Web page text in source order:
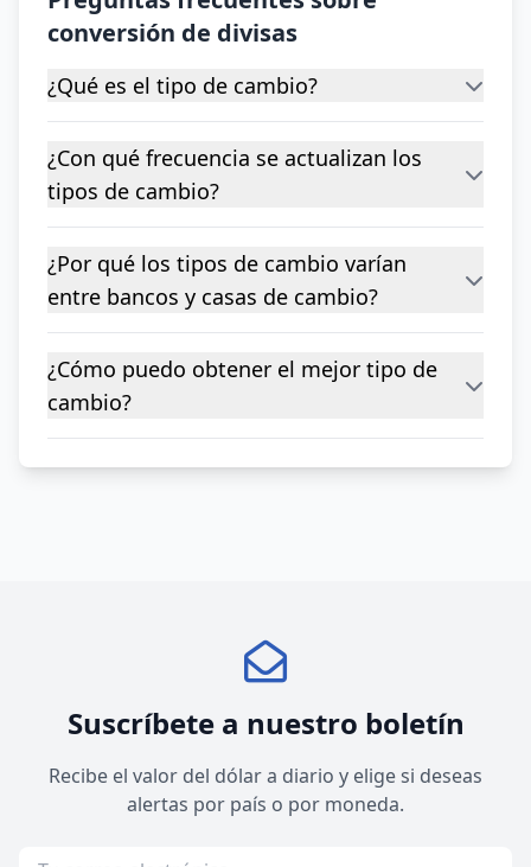
conversión de divisas
¿Qué es el tipo de cambio?
¿Con qué frecuencia se actualizan los
tipos de cambio?
¿Por qué los tipos de cambio varían
entre bancos y casas de cambio?
¿Cómo puedo obtener el mejor tipo de
cambio?
Suscríbete a nuestro boletín
Recibe el valor del dólar a diario y elige si deseas
alertas por país o por moneda.